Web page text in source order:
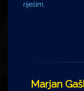
riješim.
Marjan